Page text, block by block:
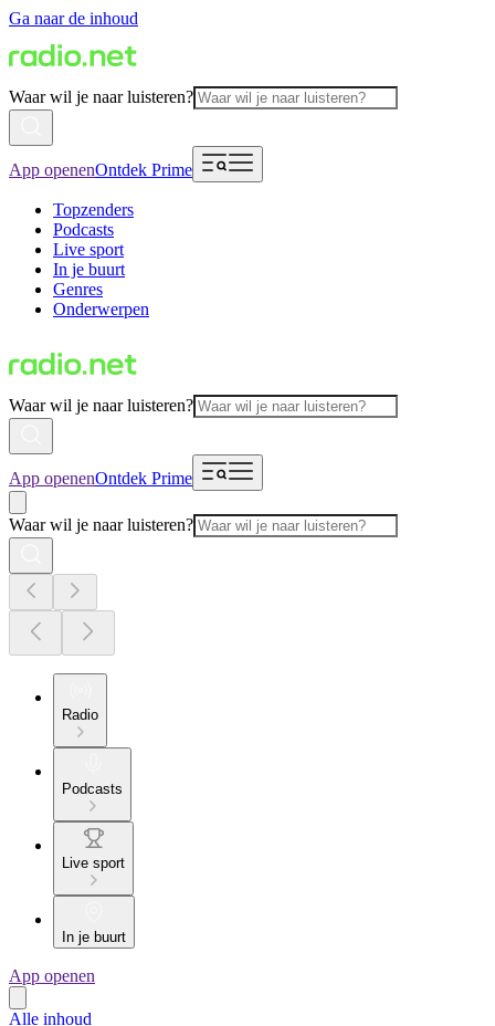
Ga naar de inhoud
Waar wil je naar luisteren?
App openenOntdek Prime
Topzenders
Podcasts
Live sport
In je buurt
Genres
Onderwerpen
Waar wil je naar luisteren?
App openenOntdek Prime
Waar wil je naar luisteren?
Radio
Podcasts
Live sport
In je buurt
App openen
Alle inhoud